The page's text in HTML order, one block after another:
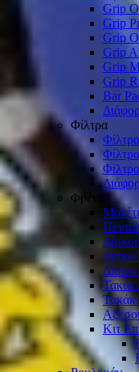
Grip
Grip
Grip
Grip
Grip
Grip
Bar
Φίλτρα
Φρένα
Κιτ